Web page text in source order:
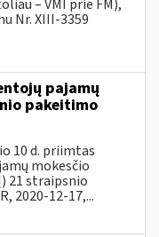
– VMI prie FM),
Nr. XIII-3359
pajamų
pakeitimo
10 d. priimtas
mokesčio
21 straipsnio
2020-12-17,...